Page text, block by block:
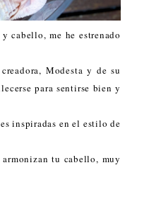
cabello, me he estrenado
Modesta y de su
para sentirse bien y
inspiradas en el estilo de
tu cabello, muy